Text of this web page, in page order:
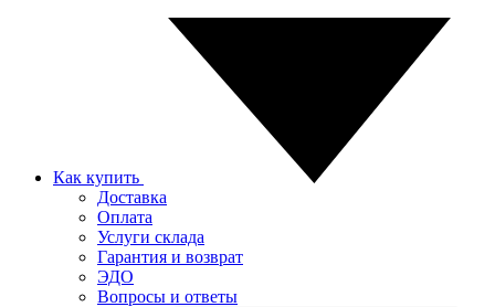
Как купить
Доставка
Оплата
Услуги склада
Гарантия и возврат
ЭДО
Вопросы и ответы